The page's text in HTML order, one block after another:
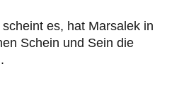
es, hat Marsalek in
Schein und Sein die